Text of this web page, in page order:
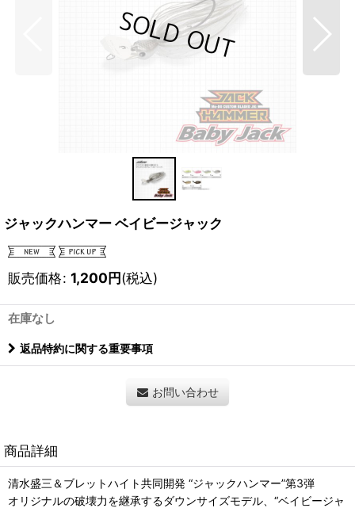
ジャックハンマー ベイビージャック
販売価格: 1,200円(税込)
在庫なし
返品特約に関する重要事項
お問い合わせ
商品詳細
清水盛三＆ブレットハイト共同開発 “ジャックハンマー”第3弾
オリジナルの破壊力を継承するダウンサイズモデル、“ベイビージャ